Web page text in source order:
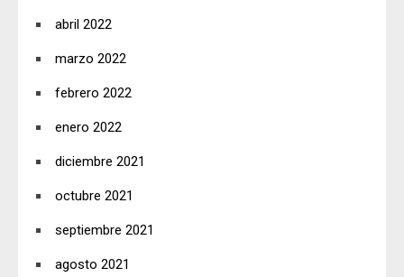
abril 2022
marzo 2022
febrero 2022
enero 2022
diciembre 2021
octubre 2021
septiembre 2021
agosto 2021